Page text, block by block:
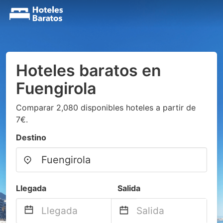
Hoteles baratos en
Fuengirola
Comparar 2,080 disponibles hoteles a partir de
7€.
Destino
Llegada Salida